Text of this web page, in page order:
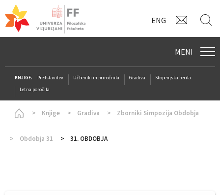
ENG
MENI
KNJIGE: Predstavitev Učbeniki in priročniki Gradiva
Stopenjska berila
Letna poročila
Homepage
Knjige Gradiva Zborniki Simpozija Obdobja
Obdobja 31 31. OBDOBJA